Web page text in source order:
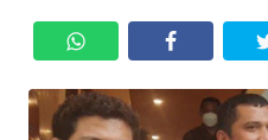
KRIMINAL
EKUIN